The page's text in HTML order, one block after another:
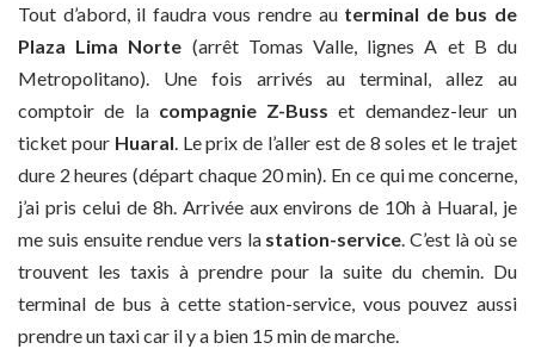
Tout d’abord, il faudra vous rendre au terminal de bus de
Plaza Lima Norte (arrêt Tomas Valle, lignes A et B du
Metropolitano). Une fois arrivés au terminal, allez au
comptoir de la compagnie Z-Buss et demandez-leur un
ticket pour Huaral. Le prix de l’aller est de 8 soles et le trajet
dure 2 heures (départ chaque 20 min). En ce qui me concerne,
j’ai pris celui de 8h. Arrivée aux environs de 10h à Huaral, je
me suis ensuite rendue vers la station-service. C’est là où se
trouvent les taxis à prendre pour la suite du chemin. Du
terminal de bus à cette station-service, vous pouvez aussi
prendre un taxi car il y a bien 15 min de marche.